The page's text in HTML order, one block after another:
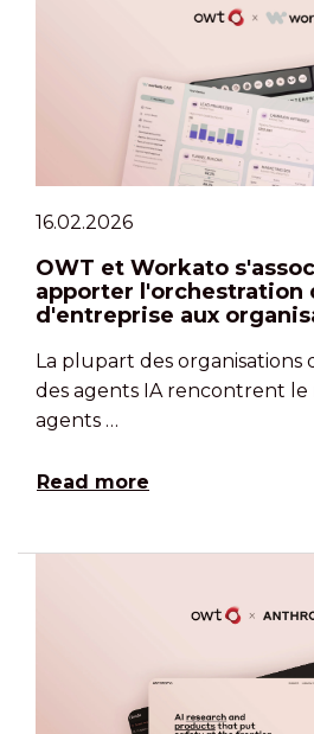
16.02.2026
OWT et Workato
apporter l'orchestration
d'entreprise aux
La plupart des
des agents IA rencontrent le
agents …
Read more